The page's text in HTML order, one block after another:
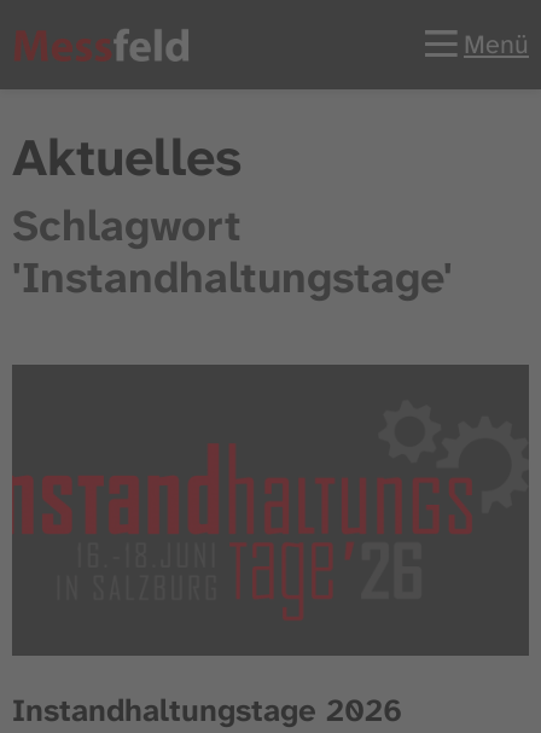
Menü
Aktuelles
Schlagwort
'Instandhaltungstage'
Instandhaltungstage 2026